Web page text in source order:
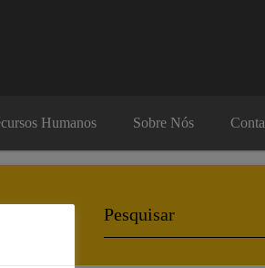
Humanos Sobre Nós